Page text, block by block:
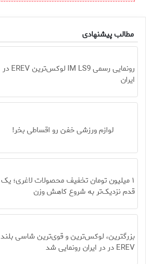
مطالب پیشنهادی
رونمایی رسمی IM LS9 لوکس‌ترین EREV در
ایران
لوازم ورزشی خفن رو اقساطی بخر!
۱ میلیون تومان تخفیف محصولات لاغری؛ یک
قدم نزدیک‌تر به شروع کاهش وزن
بزرگترین، لوکس‌ترین و قوی‌ترین شاسی بلند
EREV در در ایران رونمایی شد